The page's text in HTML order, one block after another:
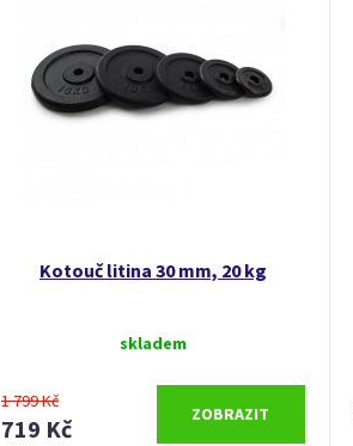
Kotouč litina 30 mm, 20 kg
skladem
1 799 Kč
719 Kč
ZOBRAZIT